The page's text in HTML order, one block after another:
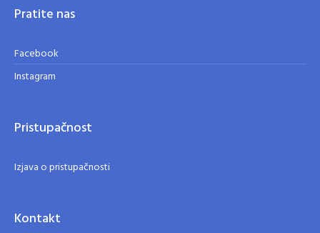
Pratite nas
Facebook
Instagram
Pristupačnost
Izjava o pristupačnosti
Kontakt